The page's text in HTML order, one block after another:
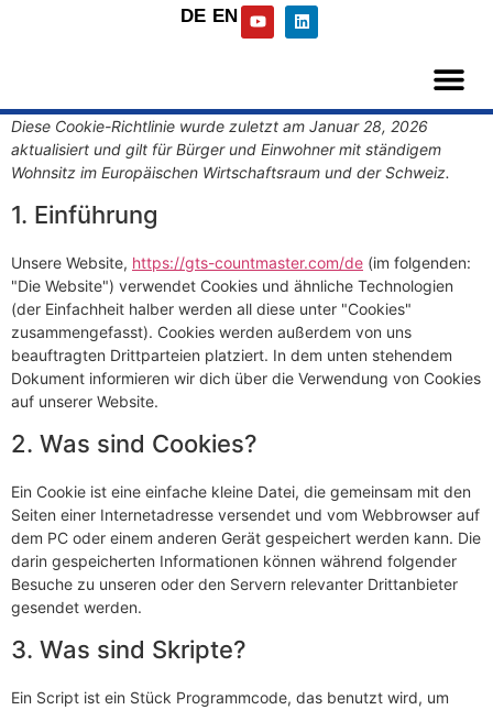
DE EN
Diese Cookie-Richtlinie wurde zuletzt am Januar 28, 2026
aktualisiert und gilt für Bürger und Einwohner mit ständigem
Wohnsitz im Europäischen Wirtschaftsraum und der Schweiz.
1. Einführung
Unsere Website, https://gts-countmaster.com/de (im folgenden:
"Die Website") verwendet Cookies und ähnliche Technologien
(der Einfachheit halber werden all diese unter "Cookies"
zusammengefasst). Cookies werden außerdem von uns
beauftragten Drittparteien platziert. In dem unten stehendem
Dokument informieren wir dich über die Verwendung von Cookies
auf unserer Website.
2. Was sind Cookies?
Ein Cookie ist eine einfache kleine Datei, die gemeinsam mit den
Seiten einer Internetadresse versendet und vom Webbrowser auf
dem PC oder einem anderen Gerät gespeichert werden kann. Die
darin gespeicherten Informationen können während folgender
Besuche zu unseren oder den Servern relevanter Drittanbieter
gesendet werden.
3. Was sind Skripte?
Ein Script ist ein Stück Programmcode, das benutzt wird, um